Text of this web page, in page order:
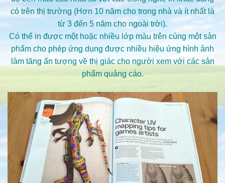
có trên thị trường (Hơn 10 năm cho trong nhà và ít nhất là
từ 3 đến 5 năm cho ngoài trời).
Có thể in được một hoặc nhiều lớp màu trên cùng một sản
phẩm cho phép ứng dụng được nhiều hiệu ứng hình ảnh
làm tăng ấn tượng về thị giác cho người xem với các sản
phẩm quảng cáo.